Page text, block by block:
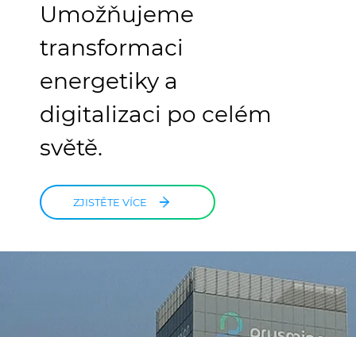
Umožňujeme
transformaci
energetiky a
digitalizaci po celém
světě.
ZJISTĚTE VÍCE